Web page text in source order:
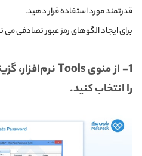
قدرتمند مورد استفاده قرار دهید.
برای ایجاد الگوهای رمز عبور تصادفی
را انتخاب کنید.